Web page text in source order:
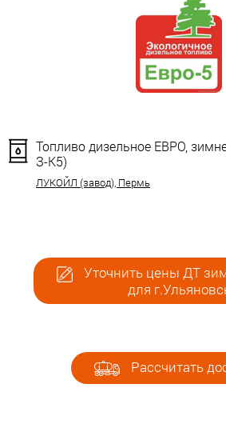
Топливо дизельное ЕВРО,
З-К5)
ЛУКОЙЛ (завод), Пермь
Уточнить цены ДТ
для
Рассчитать